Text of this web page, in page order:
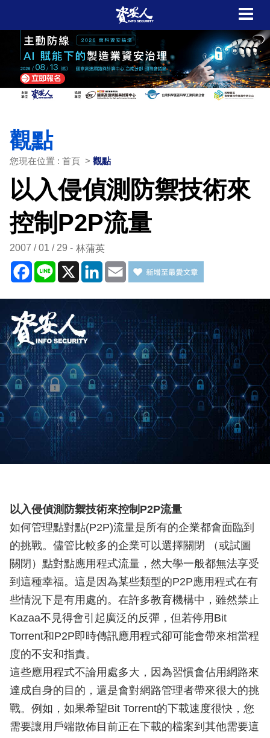
觀點
您現在位置 : 首頁 > 觀點
以入侵偵測防禦技術來
控制P2P流量
2007 / 01 / 29 林蒲英
Facebook
Line X LinkedIn
Email
以入侵偵測防禦技術來控制P2P流量
如何管理點對點(P2P)流量是所有的企業都會面臨到
的挑戰。儘管比較多的企業可以選擇關閉 （或試圖
關閉）點對點應用程式流量，然大學一般都無法享受
到這種幸福。這是因為某些類型的P2P應用程式在有
些情況下是有用處的。在許多教育機構中，雖然禁止
Kazaa不見得會引起廣泛的反彈，但若停用Bit
Torrent和P2P即時傳訊應用程式卻可能會帶來相當程
度的不安和指責。
這些應用程式不論用處多大，因為習慣會佔用網路來
達成自身的目的，還是會對網路管理者帶來很大的挑
戰。例如，如果希望Bit Torrent的下載速度很快，您
需要讓用戶端散佈目前正在下載的檔案到其他需要這